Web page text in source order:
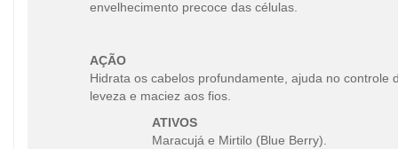
envelhecimento precoce das células.
AÇÃO
Hidrata os cabelos profundamente, ajuda no controle
leveza e maciez aos fios.
ATIVOS
Maracujá e Mirtilo (Blue Berry).